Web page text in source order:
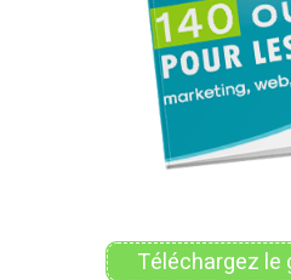
Téléchargez le